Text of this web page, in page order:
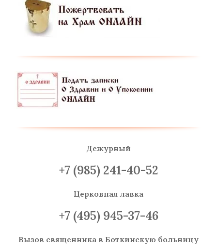
Дежурный
+7 (985) 241-40-52
Церковная лавка
+7 (495) 945-37-46
Вызов священника в Боткинскую больницу